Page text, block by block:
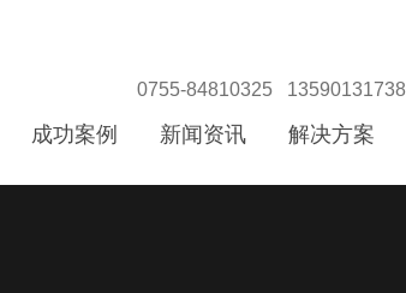
0755-84810325 13590131738
成功案例 新闻资讯 解决方案